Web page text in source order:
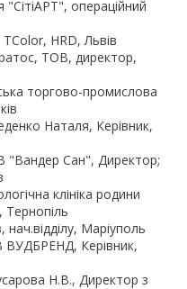
"СітіАРТ", операційний
TColor, HRD, Львів
ТОВ, директор,
торгово-промислова
Наталя, Керівник,
"Вандер Сан", Директор;
клініка родини
нач.відділу, Маріуполь
ВУДБРЕНД, Керівник,
Н.В., Директор з